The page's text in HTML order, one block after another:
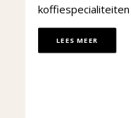
LEES MEER